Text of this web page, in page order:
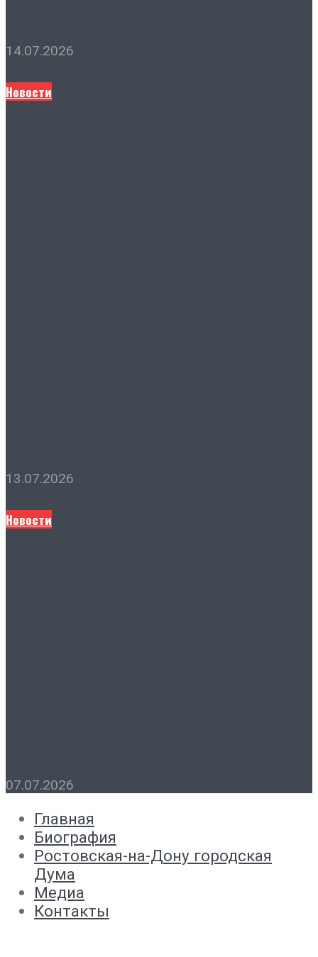
14.07.2026
Новости
13.07.2026
Новости
07.07.2026
Главная
Биография
Ростовская-на-Дону городская
Дума
Медиа
Контакты